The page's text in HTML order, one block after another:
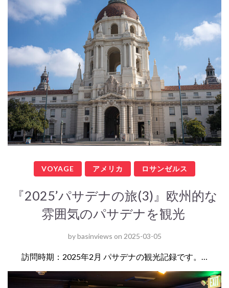
VOYAGE アメリカ ロサンゼルス
『2025’パサデナの旅(3)』欧州的な
雰囲気のパサデナを観光
bybasinviews on 2025-03-05
訪問時期：2025年2月 パサデナの観光記録です。…